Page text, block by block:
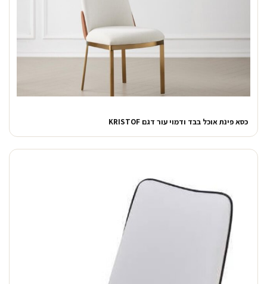
כסא פינת אוכל בבד ודמוי עור דגם KRISTOF